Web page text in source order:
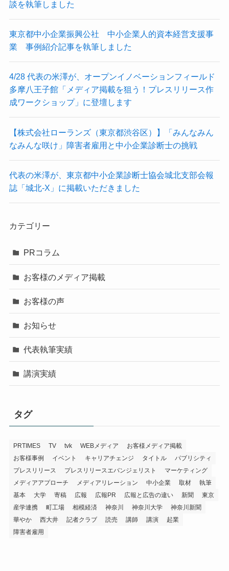
談を執筆しました
東京都中小企業振興公社 中小企業人的資本経営支援事
業 事例紹介記事を執筆しました
4/28 代表の米澤が、オープンイノベーションフィールド
多摩八王子館「メディア掲載を狙う！プレスリリース作
成ワークショップ」に登壇します
【株式会社ローランズ（東京都渋谷区）】「みんなみん
なみんな咲け」障害者雇用と中小企業診断士の挑戦
代表の米澤が、東京都中小企業診断士協会城北支部会報
誌「城北-X」に掲載いただきました
カテゴリー
PRコラム
お客様のメディア掲載
お客様の声
お知らせ
代表執筆実績
講演実績
タグ
PRTIMES TV tvk WEBメディア
お客様メディア掲載
お客様事例
イベント キャリアチェンジ タイトル
パブリシティ
プレスリリース
プレスリリースエバンジェリスト
マーケティング
メディアアプローチ
メディアリレーション 中小企業 取材
執筆
基本
大学 寄稿 広報 広報PR 広報と広告の違い 新聞
東京
産学連携
町工場 相模経済 神奈川 神奈川大学
神奈川新聞
華やか
西大井 記者クラブ 読売 講師 講演
起業
障害者雇用